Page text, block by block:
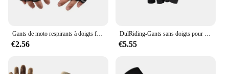
Gants de moto respirants à doigts fermés pour hommes, gants de course, sports de plein air, équitation Crossbike
€2.56
DulRiding-Gants sans doigts pour sports de plein air, gants demi-doigts non alds pour moto, cyclisme, escalade, randonnée, chasse
€5.55